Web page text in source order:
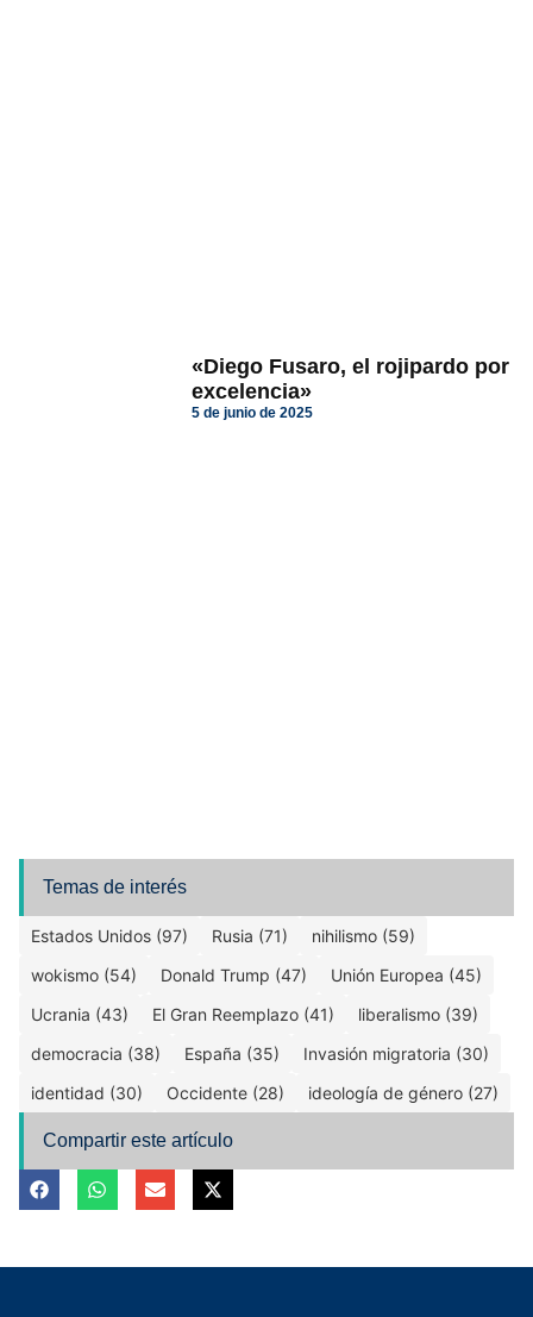
«Diego Fusaro, el rojipardo por
excelencia»
5 de junio de 2025
Temas de interés
Estados Unidos (97) Rusia (71)
nihilismo (59)
wokismo (54)
Donald Trump (47)
Unión Europea (45)
Ucrania (43)
El Gran Reemplazo (41)
liberalismo (39)
democracia (38)
España (35)
Invasión migratoria (30)
identidad (30)
Occidente (28) ideología de género (27)
Compartir este artículo